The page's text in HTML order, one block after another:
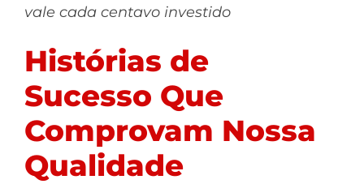
vale cada centavo investido
Histórias de
Sucesso Que
Comprovam Nossa
Qualidade